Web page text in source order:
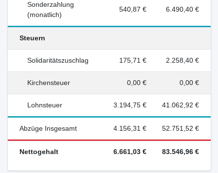
Sonderzahlung
(monatlich)
540,87 € 6.490,40 €
Steuern
Solidaritätszuschlag 175,71 € 2.258,40 €
Kirchensteuer 0,00 € 0,00 €
Lohnsteuer 3.194,75 € 41.062,92 €
Abzüge Insgesamt 4.156,31 € 52.751,52 €
Nettogehalt 6.661,03 € 83.546,96 €